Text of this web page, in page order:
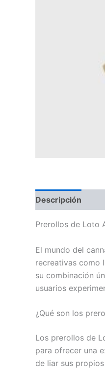
Descripción
Prerollos de Loto
El mundo del
recreativas como
su combinación
usuarios
¿Qué son los
Los prerollos de
para ofrecer una
de liar sus